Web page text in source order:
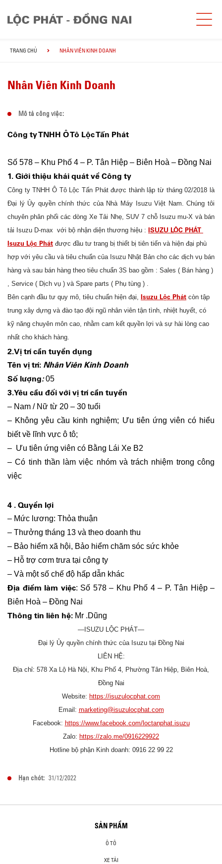
TRANG CHỦ NHÂN VIÊN KINH DOANH
Nhân Viên Kinh Doanh
Mô tả công việc:
Công ty TNHH Ô Tô Lộc Tấn Phát
Số 578 – Khu Phố 4 – P. Tân Hiệp – Biên Hoà – Đồng Nai
1. Giới thiệu khái quát về Công ty
Công ty TNHH Ô Tô Lộc Tấn Phát được thành lập từ tháng 02/2018 là
Đại lý Ủy quyền chính thức của Nhà Máy Isuzu Việt Nam. Chúng tôi
chuyên phân phối các dòng Xe Tải Nhẹ, SUV 7 chỗ Isuzu mu-X và bán
tải Isuzu D-max với bộ nhận diện thương hiệu : ISUZU LỘC PHÁT
Isuzu Lộc Phát được đầu tư trang bị thiết bị tiên tiến và hiện đại phù
hợp với yêu cầu và tiêu chuẩn của Isuzu Nhật Bản cho các dịch vụ bán
hàng và sau bán hàng theo tiêu chuẩn 3S bao gồm : Sales ( Bán hàng )
, Service ( Dịch vụ ) và Spare parts ( Phụ tùng ) .
Bên cạnh đầu tư quy mô, tiêu chuẩn hiện đại, Isuzu Lộc Phát còn tập
trung xây dựng và đào tạo đội ngũ nhân viên tận tình, nhiệt huyết, có
kỹ năng chuyên môn cao, nhằm cam kết quyền lợi và sự hài lòng cao
nhất cho khách hàng.
2.Vị trí cần tuyển dụng
Tên vịtrí: Nhân Viên Kinh Doanh
Số lượng:05
3.Yêu cầu đối với vị trí cần tuyển
– Nam / Nữ từ 20 – 30 tuổi
– Không yêu cầu kinh nghiệm; Ưu tiên ứng viên có hiểu
biết về lĩnh vực ô tô;
– Ưu tiên ứng viên có Bằng Lái Xe B2
– Có tinh thần làm việc nhóm và trách nhiệm trong công
việc
4 . Quyền lợi
– Mức lương: Thỏa thuận
– Thưởng tháng 13 và theo doanh thu
– Bảo hiểm xã hội, Bảo hiểm chăm sóc sức khỏe
– Hỗ trợ cơm trưa tại công ty
– Và một số chế độ hấp dẫn khác
Địa điểm làm việc: Số 578 – Khu Phố 4 – P. Tân Hiệp –
Biên Hoà – Đồng Nai
Thông tin liên hệ: Mr .Dũng
—ISUZU LỘC PHÁT—
Đại lý Ủy quyền chính thức của Isuzu tại Đồng Nai
LIÊN HỆ:
Địa chỉ: 578 Xa Lộ Hà Nội, Khu Phố 4, Phường Tân Hiệp, Biên Hoà,
Đồng Nai
Website: https://isuzulocphat.com
Email: marketing@isuzulocphat.com
Facebook: https://www.facebook.com/loctanphat.isuzu
Zalo: https://zalo.me/0916229922
Hotline bộ phận Kinh doanh: 0916 22 99 22
Hạn chót: 31/12/2022
SẢN PHẨM
Ô TÔ
XE TẢI